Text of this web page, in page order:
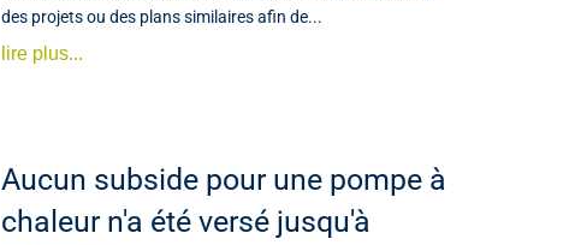
des projets ou des plans similaires afin de...
lire plus...
Aucun subside pour une pompe à
chaleur n'a été versé jusqu'à